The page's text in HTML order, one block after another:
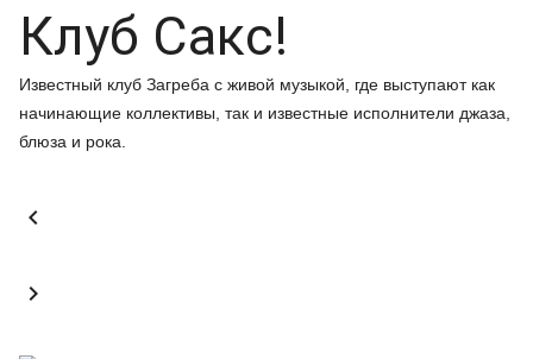
Клуб Сакс!
Известный клуб Загреба с живой музыкой, где выступают как
начинающие коллективы, так и известные исполнители джаза,
блюза и рока.

